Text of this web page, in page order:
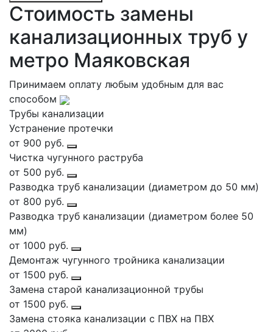
Стоимость замены
канализационных труб у
метро Маяковская
Принимаем оплату любым удобным для вас
способом
Трубы канализации
Устранение протечки
от 900 руб.
Чистка чугунного раструба
от 500 руб.
Разводка труб канализации (диаметром до 50 мм)
от 800 руб.
Разводка труб канализации (диаметром более 50
мм)
от 1000 руб.
Демонтаж чугунного тройника канализации
от 1500 руб.
Замена старой канализационной трубы
от 1500 руб.
Замена стояка канализации с ПВХ на ПВХ